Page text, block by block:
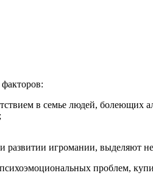
в семье людей, болеющих
игромании, выделяют
проблем,